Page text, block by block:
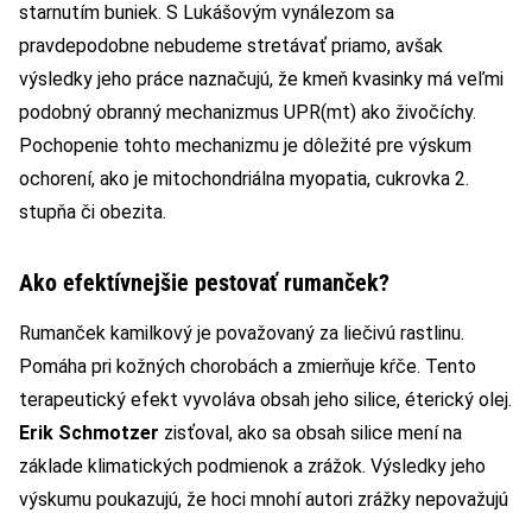
starnutím buniek. S Lukášovým vynálezom sa
pravdepodobne nebudeme stretávať priamo, avšak
výsledky jeho práce naznačujú, že kmeň kvasinky má veľmi
podobný obranný mechanizmus UPR(mt) ako živočíchy.
Pochopenie tohto mechanizmu je dôležité pre výskum
ochorení, ako je mitochondriálna myopatia, cukrovka 2.
stupňa či obezita.
Ako efektívnejšie pestovať rumanček?
Rumanček kamilkový je považovaný za liečivú rastlinu.
Pomáha pri kožných chorobách a zmierňuje kŕče. Tento
terapeutický efekt vyvoláva obsah jeho silice, éterický olej.
Erik Schmotzer zisťoval, ako sa obsah silice mení na
základe klimatických podmienok a zrážok. Výsledky jeho
výskumu poukazujú, že hoci mnohí autori zrážky nepovažujú